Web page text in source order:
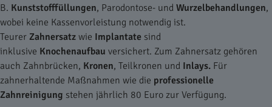
B. Kunststofffüllungen, Parodontose- und Wurzelbehandlungen,
wobei keine Kassenvorleistung notwendig ist.
Teurer Zahnersatz wie Implantate sind
inklusive Knochenaufbau versichert. Zum Zahnersatz gehören
auch Zahnbrücken, Kronen, Teilkronen und Inlays. Für
zahnerhaltende Maßnahmen wie die professionelle
Zahnreinigung stehen jährlich 80 Euro zur Verfügung.